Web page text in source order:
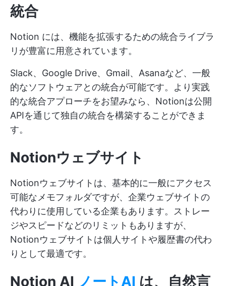
統合
Notion には、機能を拡張するための統合ライブラ
リが豊富に用意されています。
Slack、Google Drive、Gmail、Asanaなど、一般
的なソフトウェアとの統合が可能です。より実践
的な統合アプローチをお望みなら、Notionは公開
APIを通じて独自の統合を構築することができま
す。
Notionウェブサイト
Notionウェブサイトは、基本的に一般にアクセス
可能なメモフォルダですが、企業ウェブサイトの
代わりに使用している企業もあります。ストレー
ジやスピードなどのリミットもありますが、
Notionウェブサイトは個人サイトや履歴書の代わ
りとして最適です。
Notion AI ノートAI は、 自然言